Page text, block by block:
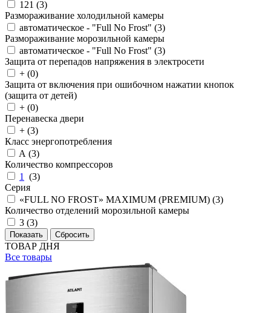
121 (3)
Размораживание холодильной камеры
автоматическое - "Full No Frost" (3)
Размораживание морозильной камеры
автоматическое - "Full No Frost" (3)
Защита от перепадов напряжения в электросети
+ (0)
Защита от включения при ошибочном нажатии кнопок
(защита от детей)
+ (0)
Перенавеска двери
+ (3)
Класс энергопотребления
A (3)
Количество компрессоров
1
(3)
Серия
«FULL NO FROST» MAXIMUM (PREMIUM) (3)
Количество отделений морозильной камеры
3 (3)
ТОВАР ДНЯ
Все товары